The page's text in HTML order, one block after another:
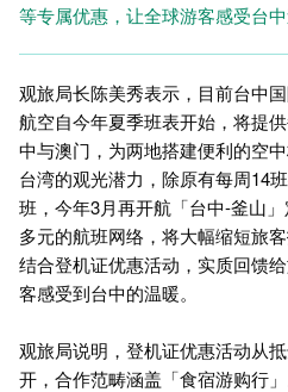
等专属优惠，让全球游客感受台中
观旅局长陈美秀表示，目前台中
航空自今年夏季班表开始，将提
中与澳门，为两地搭建便利的空
台湾的观光潜力，除原有每周14
班，今年3月再开航「台中-釜山
多元的航班网络，将大幅缩短旅
结合登机证优惠活动，实质回馈
客感受到台中的温暖。
观旅局说明，登机证优惠活动从
开，合作范畴涵盖「食宿游购行